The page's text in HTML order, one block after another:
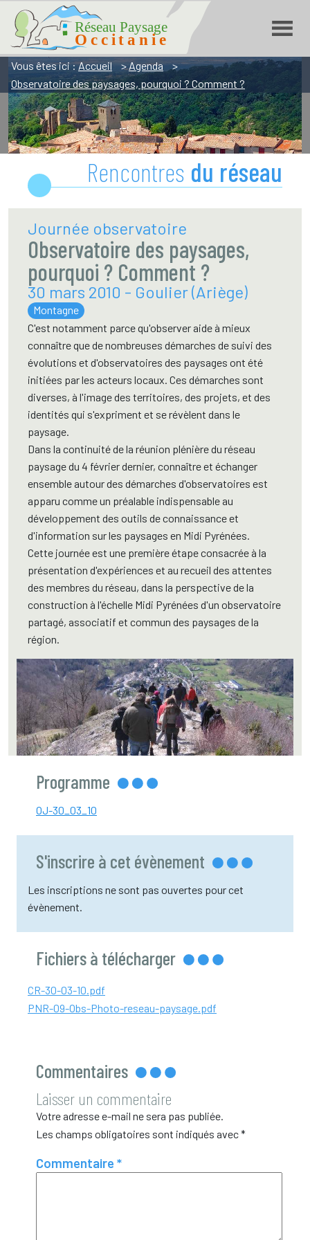
Aller
navigation
Aller
recherche
Aller
contenu
Réseau Paysage Occitanie
Vous êtes ici :Accueil >Agenda >
Observatoire des paysages, pourquoi ? Comment ?
Rencontres du réseau
Journée observatoire
Observatoire des paysages,
pourquoi ? Comment ?
30 mars 2010 - Goulier (Ariège)
Montagne
C'est notamment parce qu'observer aide à mieux
connaître que de nombreuses démarches de suivi des
évolutions et d'observatoires des paysages ont été
initiées par les acteurs locaux. Ces démarches sont
diverses, à l'image des territoires, des projets, et des
identités qui s'expriment et se révèlent dans le
paysage.
Dans la continuité de la réunion plénière du réseau
paysage du 4 février dernier, connaître et échanger
ensemble autour des démarches d'observatoires est
apparu comme un préalable indispensable au
développement des outils de connaissance et
d'information sur les paysages en Midi Pyrénées.
Cette journée est une première étape consacrée à la
présentation d'expériences et au recueil des attentes
des membres du réseau, dans la perspective de la
construction à l'échelle Midi Pyrénées d'un observatoire
partagé, associatif et commun des paysages de la
région.
Programme
OJ-30_03_10
S'inscrire à cet évènement
Les inscriptions ne sont pas ouvertes pour cet
évènement.
Fichiers à télécharger
CR-30-03-10.pdf
PNR-09-Obs-Photo-reseau-paysage.pdf
Commentaires
Laisser un commentaire
Votre adresse e-mail ne sera pas publiée.
Les champs obligatoires sont indiqués avec*
Commentaire *